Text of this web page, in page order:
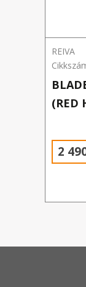
REIVA
(RED
2